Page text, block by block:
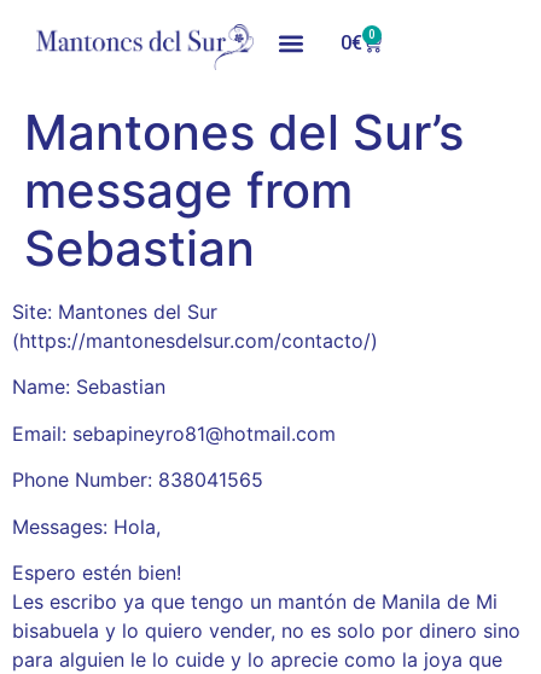
0€ 0
Mantones del Sur’s
message from
Sebastian
Site: Mantones del Sur
(https://mantonesdelsur.com/contacto/)
Name: Sebastian
Email: sebapineyro81@hotmail.com
Phone Number: 838041565
Messages: Hola,
Espero estén bien!
Les escribo ya que tengo un mantón de Manila de Mi
bisabuela y lo quiero vender, no es solo por dinero sino
para alguien le lo cuide y lo aprecie como la joya que